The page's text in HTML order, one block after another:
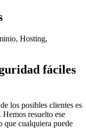
Hosting,
fáciles
los posibles clientes es
resuelto ese
que cualquiera puede